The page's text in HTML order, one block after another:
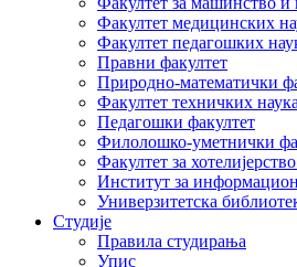
Факултет медицинских
Факултет педагошких
Правни факултет
Природно-математички
Факултет техничких наука
Педагошки факултет
Филолошко-уметнички
Факултет за
Институт за
Универзитетска
Студије
Правила студирања
Упис